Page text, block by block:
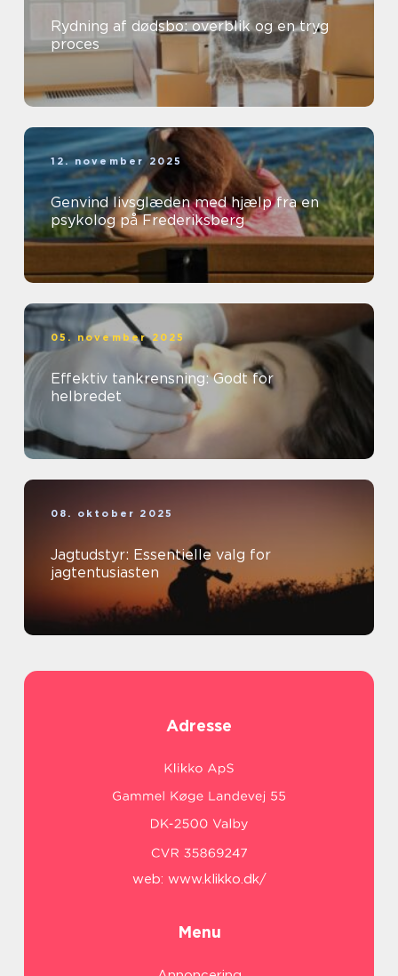
Rydning af dødsbo: overblik og en tryg
proces
12. november 2025
Genvind livsglæden med hjælp fra en
psykolog på Frederiksberg
05. november 2025
Effektiv tankrensning: Godt for
helbredet
08. oktober 2025
Jagtudstyr: Essentielle valg for
jagtentusiasten
Adresse
web: www.klikko.dk/
Menu